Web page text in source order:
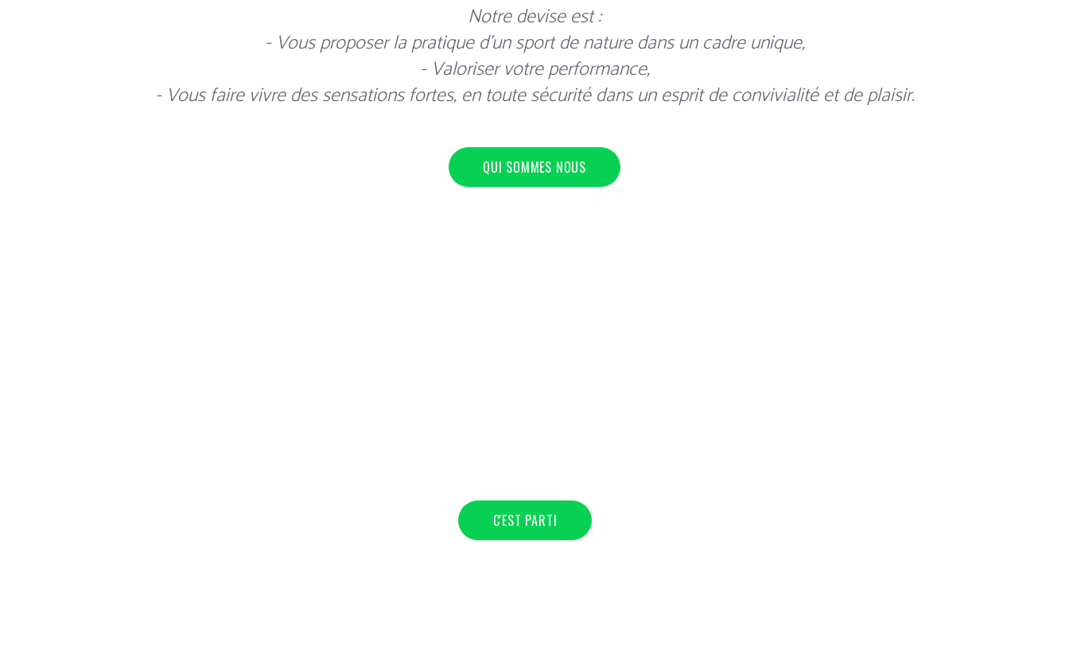
Notre devise est :
- Vous proposer la pratique d'un sport de nature dans un cadre unique,
- Valoriser votre performance,
- Vous faire vivre des sensations fortes, en toute sécurité dans un esprit de convivialité et de plaisir.
QUI SOMMES NOUS
C'EST PARTI